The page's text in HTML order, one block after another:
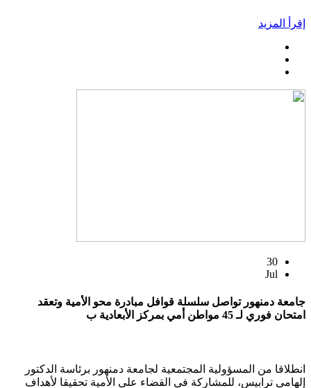
إقرأ المزيد
30
Jul
جامعة دمنهور تواصل سلسلة قوافل مبادرة محو الأمية وتعقد
امتحان فوري لـ 45 مواطن أمي بمركز الأبعادية ب
انطلاقا من المسؤولية المجتمعية لجامعة دمنهور برئاسة الدكتور
إلهامي ترابيس، للمشاركة في القضاء على الأمية تحقيقا لأهداف